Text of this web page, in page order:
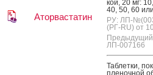
Аторвастатин
кой, 20 мг:
40, 50, 60
РУ: ЛП-
(РГ-RU) от
ЛП-007166
Таб­летки,